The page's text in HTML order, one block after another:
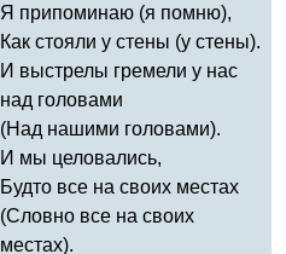
Я припоминаю (я помню),
Как стояли у стены (у стены).
И выстрелы гремели у нас
над головами
(Над нашими головами).
И мы целовались,
Будто все на своих местах
(Словно все на своих
местах).